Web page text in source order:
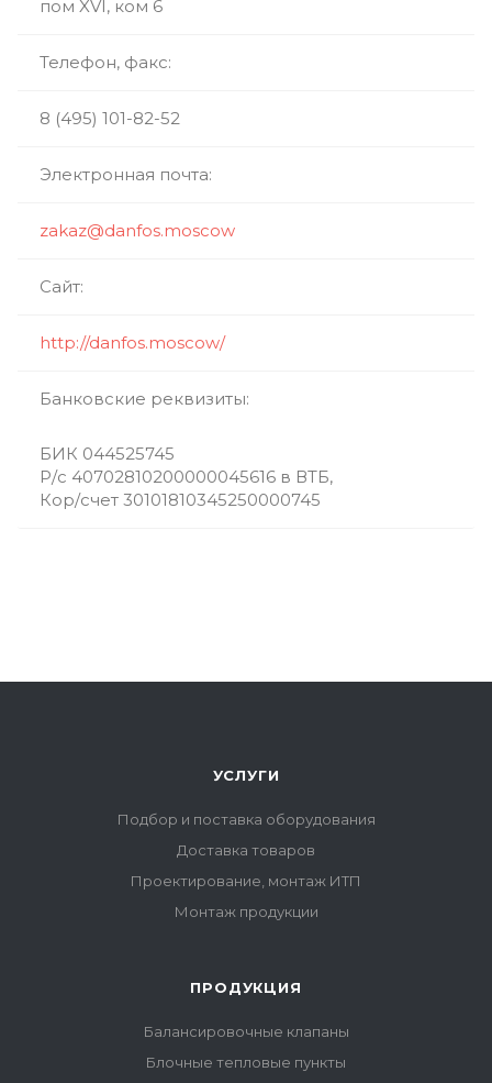
пом XVI, ком 6
Телефон, факс:
8 (495) 101-82-52
Электронная почта:
zakaz@danfos.moscow
Сайт:
http://danfos.moscow/
Банковские реквизиты:
БИК 044525745
Р/с 40702810200000045616 в ВТБ,
Кор/счет 30101810345250000745
УСЛУГИ
Подбор и поставка оборудования
Доставка товаров
Проектирование, монтаж ИТП
Монтаж продукции
ПРОДУКЦИЯ
Балансировочные клапаны
Блочные тепловые пункты